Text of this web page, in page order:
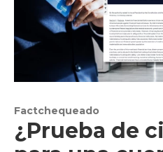
Factchequeado
¿Prueba de